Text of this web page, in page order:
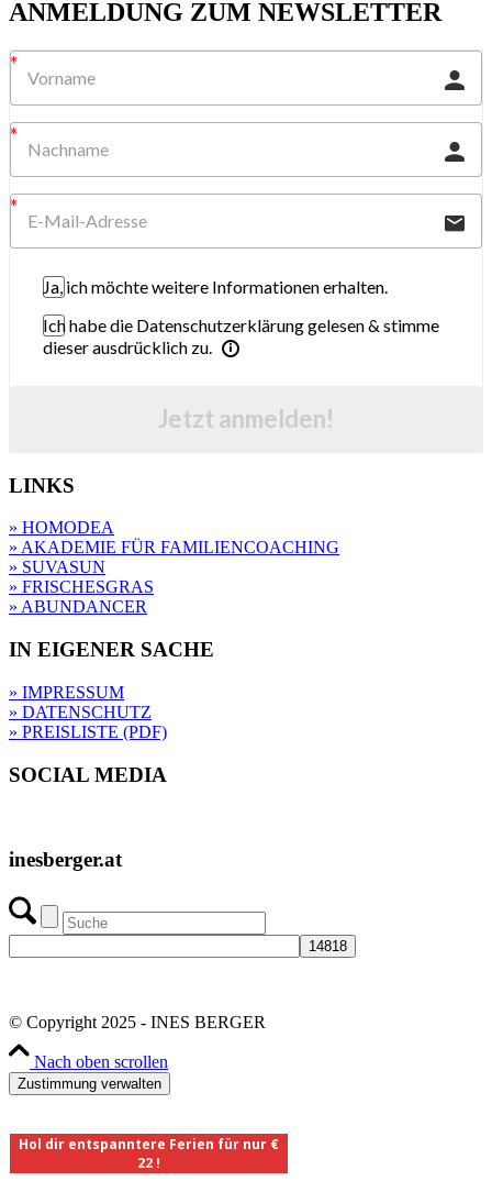
ANMELDUNG ZUM NEWSLETTER
Ja, ich möchte weitere Informationen erhalten.
Ich habe die Datenschutzerklärung gelesen & stimme
dieser ausdrücklich zu.
Jetzt anmelden!
LINKS
» HOMODEA
» AKADEMIE FÜR FAMILIENCOACHING
» SUVASUN
» FRISCHESGRAS
» ABUNDANCER
IN EIGENER SACHE
» IMPRESSUM
» DATENSCHUTZ
» PREISLISTE (PDF)
SOCIAL MEDIA
inesberger.at
© Copyright 2025 - INES BERGER
Nach oben scrollen
Zustimmung verwalten
Hol dir entspanntere Ferien für nur €
22 !